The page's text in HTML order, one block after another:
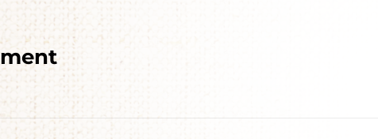
neue Broschüre
Kolostrumversorgung
große Wirkung für die gesamte Aufzucht haben.
Broschüre ansehen!
PDF herunterladen